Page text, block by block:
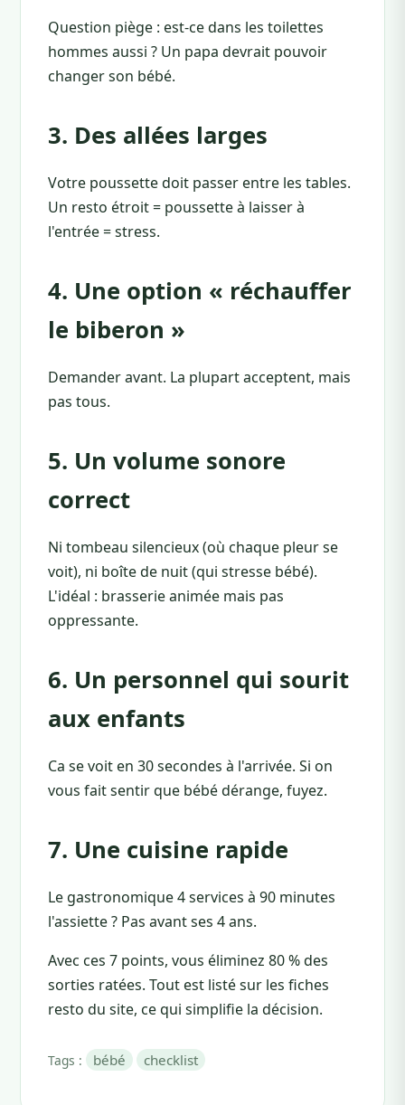
Question piège : est-ce dans les toilettes
hommes aussi ? Un papa devrait pouvoir
changer son bébé.
3. Des allées larges
Votre poussette doit passer entre les tables.
Un resto étroit = poussette à laisser à
l'entrée = stress.
4. Une option « réchauffer
le biberon »
Demander avant. La plupart acceptent, mais
pas tous.
5. Un volume sonore
correct
Ni tombeau silencieux (où chaque pleur se
voit), ni boîte de nuit (qui stresse bébé).
L'idéal : brasserie animée mais pas
oppressante.
6. Un personnel qui sourit
aux enfants
Ca se voit en 30 secondes à l'arrivée. Si on
vous fait sentir que bébé dérange, fuyez.
7. Une cuisine rapide
Le gastronomique 4 services à 90 minutes
l'assiette ? Pas avant ses 4 ans.
Avec ces 7 points, vous éliminez 80 % des
sorties ratées. Tout est listé sur les fiches
resto du site, ce qui simplifie la décision.
Tags : bébé checklist